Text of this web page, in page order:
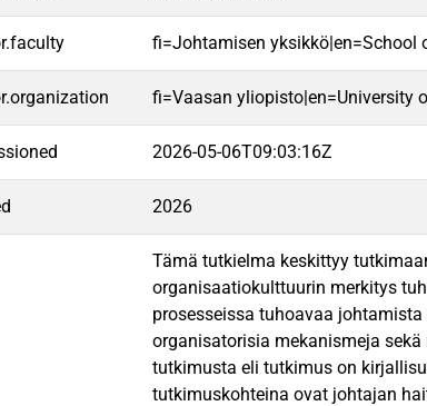
fi=Johtamisen yksikkö|en=School
fi=Vaasan yliopisto|en=University
2026-05-06T09:03:16Z
2026
Tämä tutkielma keskittyy
organisaatiokulttuurin merkitys
prosesseissa tuhoavaa
organisatorisia mekanismeja
tutkimusta eli tutkimus on
tutkimuskohteina ovat johtajan